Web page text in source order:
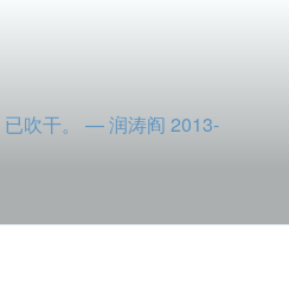
已吹干。 — 润涛阎 2013-